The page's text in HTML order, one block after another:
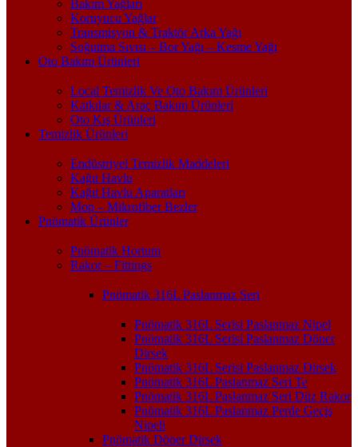
Bakım Yağları
Koruyucu Yağlar
Transmisyon & Traktör Arka Yağı
Soğutma Sıvısı – Bor Yağı – Kesme Yağı
Oto Bakım Ürünleri
Local Temizlik Ve Oto Bakım Ürünleri
Katkılar & Araç Bakım Ürünleri
Oto Kış Ürünleri
Temizlik Ürünleri
Endüstriyel Temizlik Maddeleri
Kağıt Havlu
Kağıt Havlu Aparatları
Mop – Mikrofiber Bezler
Pnömatik Ürünler
Pnömatik Hortum
Rakor – Fittings
Pnömatik 316L Paslanmaz Seri
Pnömatik 316L Serisi Paslanmaz Nipel
Pnömatik 316L Serisi Paslanmaz Döner
Dirsek
Pnömatik 316L Serisi Paslanmaz Dirsek
Pnömatik 316L Paslanmaz Seri Te
Pnömatik 316L Paslanmaz Seri Düz Rakor
Pnömatik 316L Paslanmaz Perde Geçiş
Nipeli
Pnömatik Döner Dirsek